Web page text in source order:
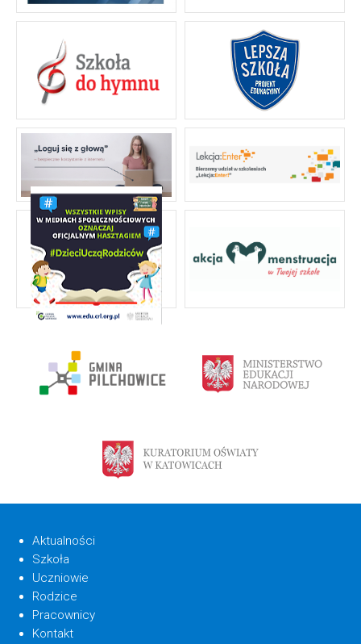
Aktualności
Szkoła
Uczniowie
Rodzice
Pracownicy
Kontakt